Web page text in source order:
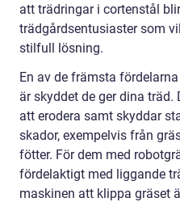
att trädringar i cortenstål
trädgårdsentusiaster som
stilfull lösning.
En av de främsta
är skyddet de ger dina
att erodera samt skyddar
skador, exempelvis från
fötter. För dem med
fördelaktigt med liggande
maskinen att klippa gräset